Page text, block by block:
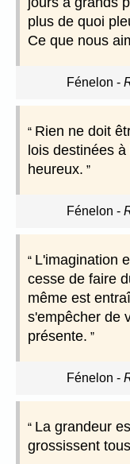
plus de quoi
Ce que nous
Fénelon -
Rien ne doit
lois destinées
heureux.
Fénelon -
L'imagination
cesse de faire
même est
s'empêcher de
présente.
Fénelon -
La grandeur
grossissent